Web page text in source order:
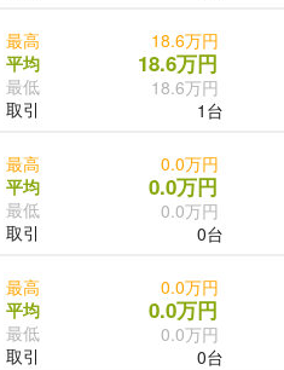
最高
平均
最低
取引
18.6万円
18.6万円
18.6万円
1台
最高
平均
最低
取引
0.0万円
0.0万円
0.0万円
0台
最高
平均
最低
取引
0.0万円
0.0万円
0.0万円
0台